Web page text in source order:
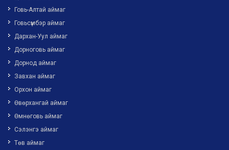
Говь-Алтай аймаг
Говьсүмбэр аймаг
Дархан-Уул аймаг
Дорноговь аймаг
Дорнод аймаг
Завхан аймаг
Орхон аймаг
Өвөрхангай аймаг
Өмнөговь аймаг
Сэлэнгэ аймаг
Төв аймаг